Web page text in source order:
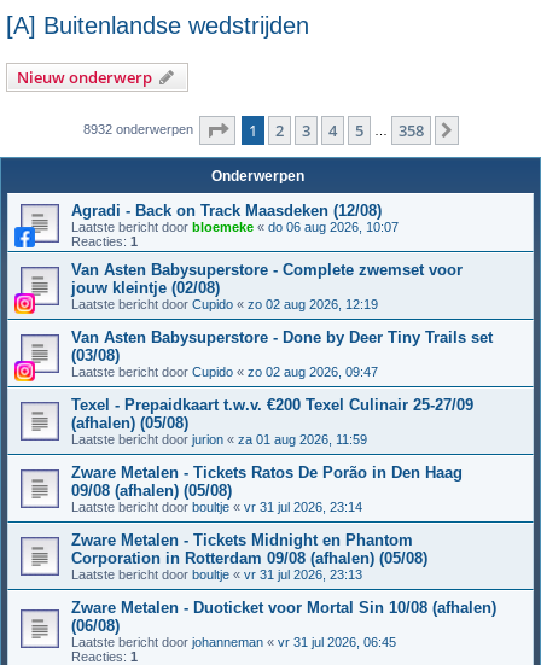
[A] Buitenlandse wedstrijden
Nieuw onderwerp
8932 onderwerpen Pagina van 358
1 2 3 4 5 358
Onderwerpen
Agradi - Back on Track Maasdeken (12/08)
Laatste bericht door bloemeke « do 06 aug 2026, 10:07
Reacties: 1
Van Asten Babysuperstore - Complete zwemset voor
jouw kleintje (02/08)
Laatste bericht door Cupido « zo 02 aug 2026, 12:19
Van Asten Babysuperstore - Done by Deer Tiny Trails set
(03/08)
Laatste bericht door Cupido « zo 02 aug 2026, 09:47
Texel - Prepaidkaart t.w.v. €200 Texel Culinair 25-27/09
(afhalen) (05/08)
Laatste bericht door jurion « za 01 aug 2026, 11:59
Zware Metalen - Tickets Ratos De Porão in Den Haag
09/08 (afhalen) (05/08)
Laatste bericht door boultje « vr 31 jul 2026, 23:14
Zware Metalen - Tickets Midnight en Phantom
Corporation in Rotterdam 09/08 (afhalen) (05/08)
Laatste bericht door boultje « vr 31 jul 2026, 23:13
Zware Metalen - Duoticket voor Mortal Sin 10/08 (afhalen)
(06/08)
Laatste bericht door johanneman « vr 31 jul 2026, 06:45
Reacties: 1